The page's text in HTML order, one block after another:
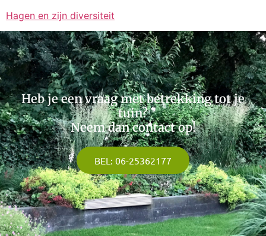
Hagen en zijn diversiteit
Heb je een vraag met betrekking tot je
tuin?
Neem dan contact op!
BEL: 06-25362177